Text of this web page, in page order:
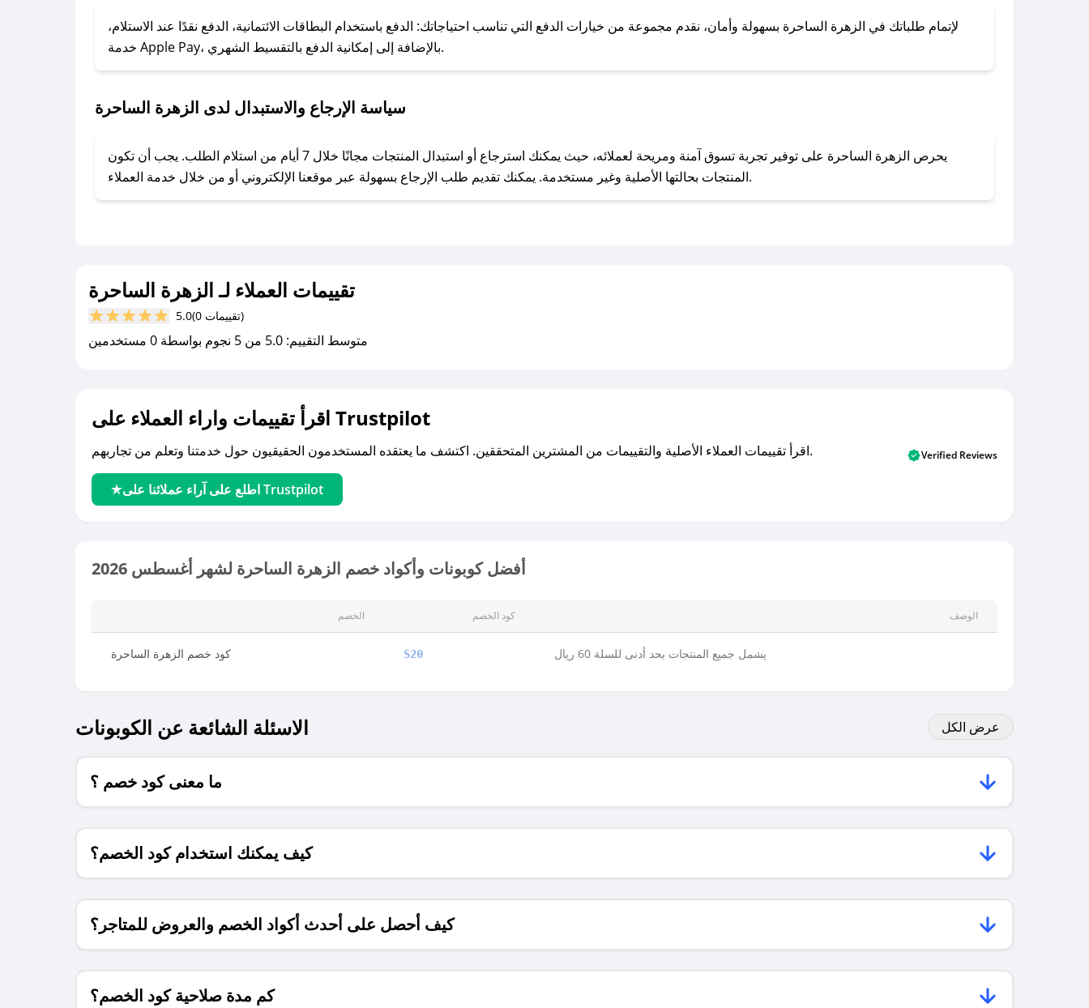
للحصول على كوبونات وخصومات حصرية، قم بما يلي:
- اضغط على أيقونة متابعة لمتجر الزهرة الساحرة في تطبيق صحصح.
- تابع حسابنا الرسمي على تويتر وقم بتفعيل زر التنبيهات.
لإتمام طلباتك في الزهرة الساحرة بسهولة وأمان، نقدم مجموعة من خيارات الدفع التي تناسب احتياجاتك: الدفع باستخدام البطاقات الائتمانية، الدفع نقدًا عند الاستلام،
خدمة Apple Pay، بالإضافة إلى إمكانية الدفع بالتقسيط الشهري.
سياسة الإرجاع والاستبدال لدى الزهرة الساحرة
يحرص الزهرة الساحرة على توفير تجربة تسوق آمنة ومريحة لعملائه، حيث يمكنك استرجاع أو استبدال المنتجات مجانًا خلال 7 أيام من استلام الطلب. يجب أن تكون
المنتجات بحالتها الأصلية وغير مستخدمة. يمكنك تقديم طلب الإرجاع بسهولة عبر موقعنا الإلكتروني أو من خلال خدمة العملاء.
تقييمات العملاء لـ الزهرة الساحرة
5.0 (0 تقييمات)
متوسط التقييم: 5.0 من 5 نجوم بواسطة 0 مستخدمين
اقرأ تقييمات واراء العملاء على Trustpilot
اقرأ تقييمات العملاء الأصلية والتقييمات من المشترين المتحققين. اكتشف ما يعتقده المستخدمون الحقيقيون حول خدمتنا وتعلم من تجاربهم.
اطلع على آراء عملائنا على Trustpilot
Verified Reviews
أفضل كوبونات وأكواد خصم الزهرة الساحرة لشهر أغسطس 2026
الخصم كود الخصم الوصف
كود خصم الزهرة الساحرة S20 يشمل جميع المنتجات بحد أدنى للسلة 60 ريال
الاسئلة الشائعة عن الكوبونات عرض الكل
ما معنى كود خصم ؟
كيف يمكنك استخدام كود الخصم؟
كيف أحصل على أحدث أكواد الخصم والعروض للمتاجر؟
كم مدة صلاحية كود الخصم؟